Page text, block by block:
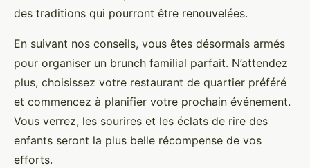
des traditions qui pourront être renouvelées.
En suivant nos conseils, vous êtes désormais armés
pour organiser un brunch familial parfait. N’attendez
plus, choisissez votre restaurant de quartier préféré
et commencez à planifier votre prochain événement.
Vous verrez, les sourires et les éclats de rire des
enfants seront la plus belle récompense de vos
efforts.